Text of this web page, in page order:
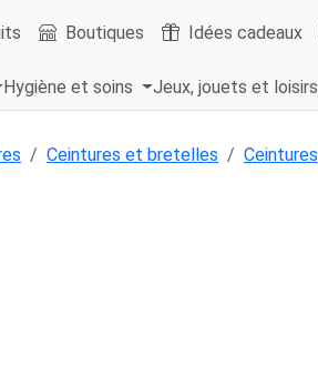
Boutiques Idées cadeaux
Hygiène et soins Jeux, jouets et loisirs
Ceintures et bretelles Ceintures